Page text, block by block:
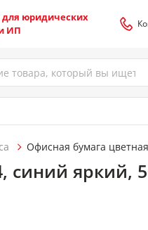
для юридических
ИП
Офисная бумага цветная
яркий,